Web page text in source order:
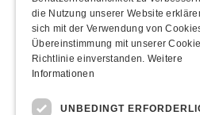
Jugendherberge Solothurn
Hotel Kreuz Solothurn
H4 Hotel
Weitere Unterkünfte
Essenstipps
die Nutzung unserer Website
sich mit der Verwendung von
Übereinstimmung mit unserer
Richtlinie einverstanden. Weitere
Informationen
UNBEDINGT